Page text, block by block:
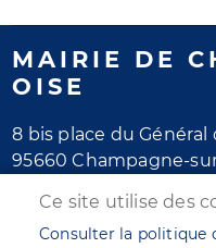
MAIRIE DE
OISE
8 bis place du Général
95660 Champagne-
Horaires d'ouverture
Ce site utilise des
Consulter la politique